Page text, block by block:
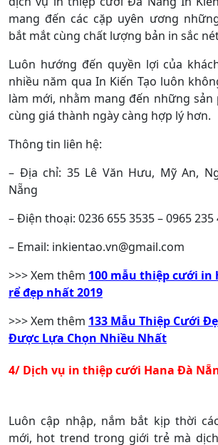
mang đến các cặp uyên ương
bắt mắt cùng chất lượng bản in sắc
Luôn hướng đến quyền lợi của
nhiều năm qua In Kiến Tạo luôn
làm mới, nhằm mang đến những
cùng giá thành ngày càng hợp lý hơn.
Thông tin liên hệ:
– Địa chỉ: 35 Lê Văn Hưu, Mỹ An,
Nẵng
– Điện thoại: 0236 655 3535 – 0965 235
– Email: inkientao.vn@gmail.com
>>> Xem thêm 100 mẫu thiệp cưới in
rể đẹp nhất 2019
>>> Xem thêm 133 Mẫu Thiệp Cưới
Được Lựa Chọn Nhiều Nhất
4/ Dịch vụ in thiệp cưới Hana Đà
Luôn cập nhập, nắm bắt kịp thời
mới, hot trend trong giới trẻ mà